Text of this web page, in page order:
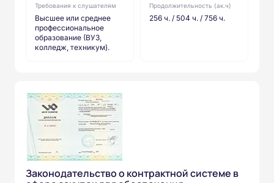
Требования к слушателям
Высшее или среднее
профессиональное
образование (ВУЗ,
колледж, техникум).
Продолжительность (ак.ч)
256 ч. / 504 ч. / 756 ч.
Законодательство о контрактной системе в